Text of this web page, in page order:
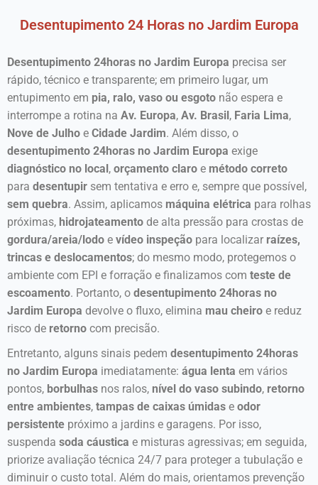
Desentupimento 24 Horas no Jardim Europa
Desentupimento 24horas no Jardim Europa precisa ser
rápido, técnico e transparente; em primeiro lugar, um
entupimento em pia, ralo, vaso ou esgoto não espera e
interrompe a rotina na Av. Europa, Av. Brasil, Faria Lima,
Nove de Julho e Cidade Jardim. Além disso, o
desentupimento 24horas no Jardim Europa exige
diagnóstico no local, orçamento claro e método correto
para desentupir sem tentativa e erro e, sempre que possível,
sem quebra. Assim, aplicamos máquina elétrica para rolhas
próximas, hidrojateamento de alta pressão para crostas de
gordura/areia/lodo e vídeo inspeção para localizar raízes,
trincas e deslocamentos; do mesmo modo, protegemos o
ambiente com EPI e forração e finalizamos com teste de
escoamento. Portanto, o desentupimento 24horas no
Jardim Europa devolve o fluxo, elimina mau cheiro e reduz
risco de retorno com precisão.
Entretanto, alguns sinais pedem desentupimento 24horas
no Jardim Europa imediatamente: água lenta em vários
pontos, borbulhas nos ralos, nível do vaso subindo, retorno
entre ambientes, tampas de caixas úmidas e odor
persistente próximo a jardins e garagens. Por isso,
suspenda soda cáustica e misturas agressivas; em seguida,
priorize avaliação técnica 24/7 para proteger a tubulação e
diminuir o custo total. Além do mais, orientamos prevenção